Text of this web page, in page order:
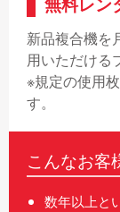
新品複合機を
用いただける
※規定の使用
す。
こんなお客
数年以上と